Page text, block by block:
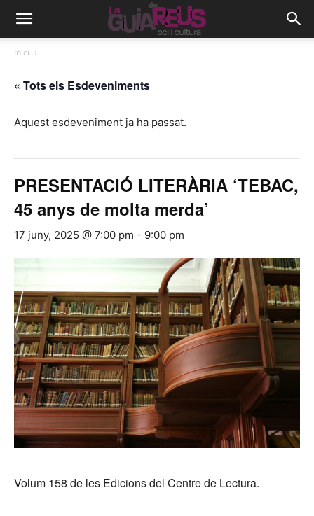
Inici
« Tots els Esdeveniments
Aquest esdeveniment ja ha passat.
PRESENTACIÓ LITERÀRIA ‘TEBAC,
45 anys de molta merda’
17 juny, 2025 @ 7:00 pm - 9:00 pm
Volum 158 de les Edicions del Centre de Lectura.